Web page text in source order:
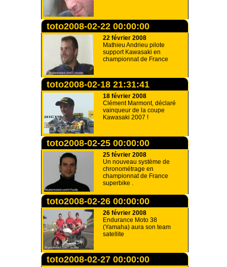
toto2008-02-22 00:00:00
22 février 2008
Mathieu Andrieu pilote
support Kawasaki en
championnat de France
toto2008-02-18 21:31:41
18 février 2008
Clément Marmont, déclaré
vainqueur de la coupe
Kawasaki 2007 !
toto2008-02-25 00:00:00
25 février 2008
Un nouveau système de
chronométrage en
championnat de France
superbike .
toto2008-02-26 00:00:00
26 février 2008
Endurance Moto 38
(Yamaha) aura son team
satellite
toto2008-02-27 00:00:00